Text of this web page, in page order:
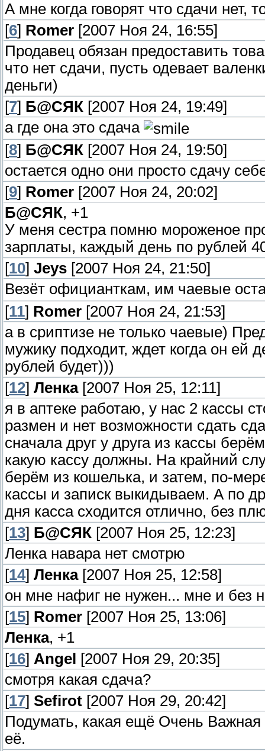
А мне когда говорят что сдачи нет,
[6] Romer [2007 Ноя 24, 16:55]
Продавец обязан предоставить
что нет сдачи, пусть одевает
деньги)
[7] Б@СЯК [2007 Ноя 24, 19:49]
а где она это сдача
[8] Б@СЯК [2007 Ноя 24, 19:50]
остается одно они просто сдачу
[9] Romer [2007 Ноя 24, 20:02]
Б@СЯК, +1
У меня сестра помню мороженое
зарплаты, каждый день по рублей
[10] Jeys [2007 Ноя 24, 21:50]
Везёт официанткам, им чаевые
[11] Romer [2007 Ноя 24, 21:53]
а в сриптизе не только чаевые)
мужику подходит, ждет когда он ей
рублей будет)))
[12] Ленка[2007 Ноя 25, 12:11]
я в аптеке работаю, у нас 2 кассы
размен и нет возможности сдать
сначала друг у друга из кассы
какую кассу должны. На крайний
берём из кошелька, и затем, по-
кассы и записк выкидываем. А по
дня касса сходится отлично, без
[13] Б@СЯК [2007 Ноя 25, 12:23]
Ленка навара нет смотрю
[14] Ленка[2007 Ноя 25, 12:58]
он мне нафиг не нужен... мне и без
[15] Romer [2007 Ноя 25, 13:06]
Ленка, +1
[16] Angel
[2007 Ноя 29, 20:35]
смотря какая сдача?
[17] Sefirot [2007 Ноя 29, 20:42]
Подумать, какая ещё Очень Важная
её.